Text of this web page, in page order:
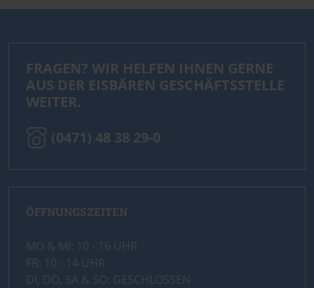
FRAGEN? WIR HELFEN IHNEN GERNE
AUS DER EISBÄREN GESCHÄFTSSTELLE
WEITER.
(0471) 48 38 29-0
ÖFFNUNGSZEITEN
MO & MI: 10 - 16 UHR
FR: 10 - 14 UHR
DI, DO, SA & SO: GESCHLOSSEN